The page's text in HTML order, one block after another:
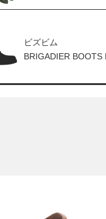
ビズビム
BRIGADIER BOOTS